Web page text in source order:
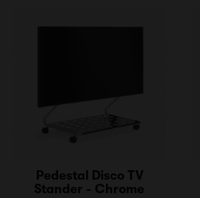
Pedestal Disco TV
Stander - Chrome